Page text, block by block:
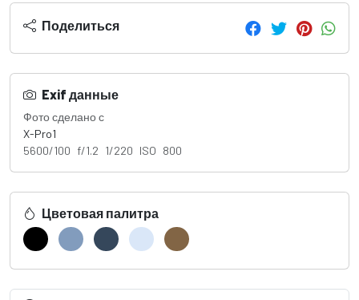
Поделиться
Exif данные
Фото сделано с
X-Pro1
5600/100 f/1.2 1/220 ISO 800
Цветовая палитра